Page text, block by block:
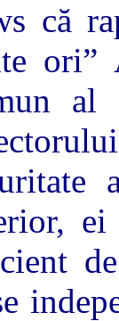
că
ori”
al
ei